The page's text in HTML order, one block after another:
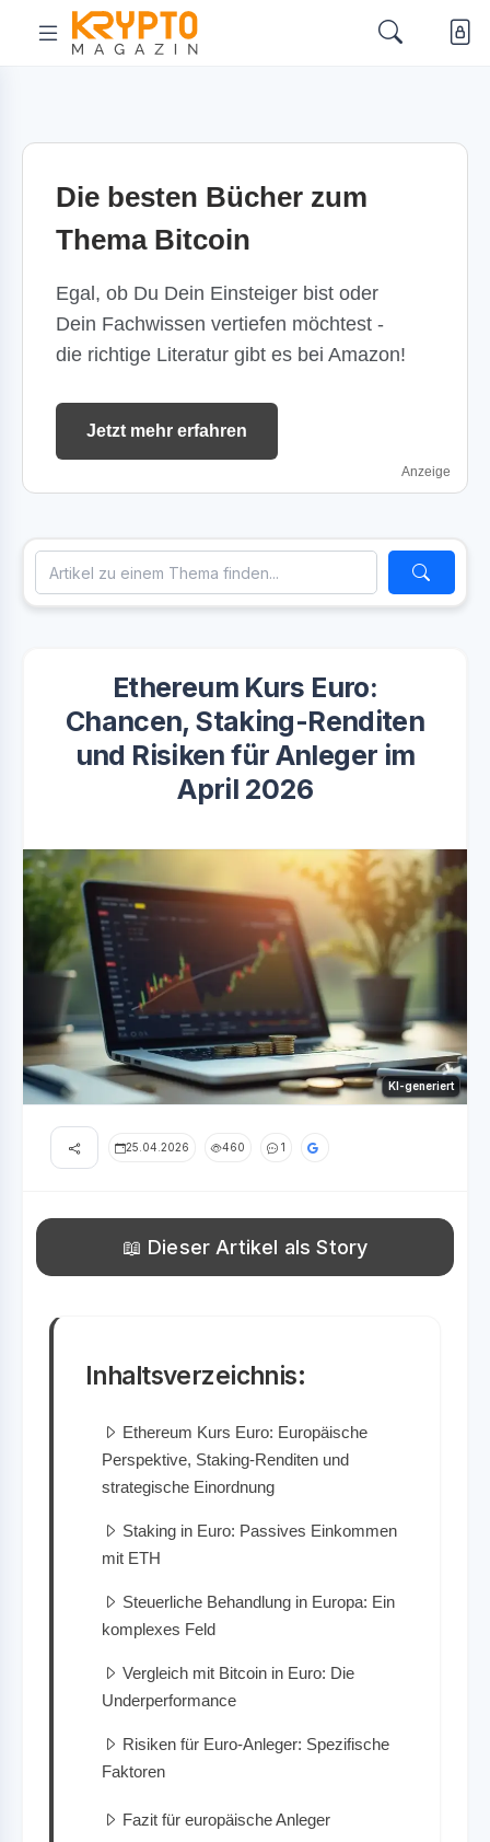
Die besten Bücher zum
Thema Bitcoin
Egal, ob Du Dein Einsteiger bist oder
Dein Fachwissen vertiefen möchtest -
die richtige Literatur gibt es bei Amazon!
Jetzt mehr erfahren
Anzeige
Ethereum Kurs Euro:
Chancen, Staking-Renditen
und Risiken für Anleger im
April 2026
KI-generiert
25.04.2026 460 1
📖 Dieser Artikel als Story
Inhaltsverzeichnis:
Ethereum Kurs Euro: Europäische
Perspektive, Staking-Renditen und
strategische Einordnung
Staking in Euro: Passives Einkommen
mit ETH
Steuerliche Behandlung in Europa: Ein
komplexes Feld
Vergleich mit Bitcoin in Euro: Die
Underperformance
Risiken für Euro-Anleger: Spezifische
Faktoren
Fazit für europäische Anleger